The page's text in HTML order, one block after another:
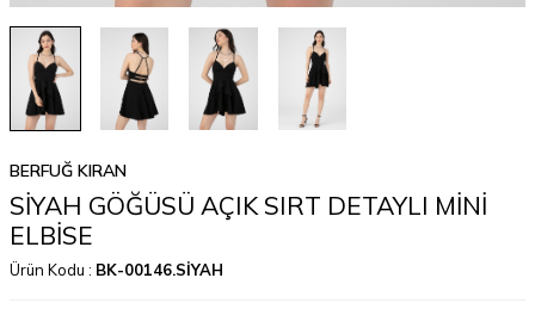
BERFUĞ KIRAN
SİYAH GÖĞÜSÜ AÇIK SIRT DETAYLI MİNİ
ELBİSE
Ürün Kodu : BK-00146.SİYAH